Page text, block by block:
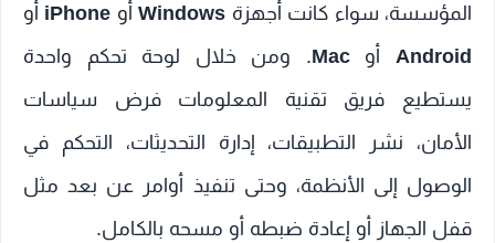
المؤسسة، سواء كانت أجهزة Windowsأو iPhone أو
Android أوMac. ومن خلال لوحة تحكم واحدة
يستطيع فريق تقنية المعلومات فرض سياسات
الأمان، نشر التطبيقات، إدارة التحديثات، التحكم في
الوصول إلى الأنظمة، وحتى تنفيذ أوامر عن بعد مثل
قفل الجهاز أو إعادة ضبطه أو مسحه بالكامل.